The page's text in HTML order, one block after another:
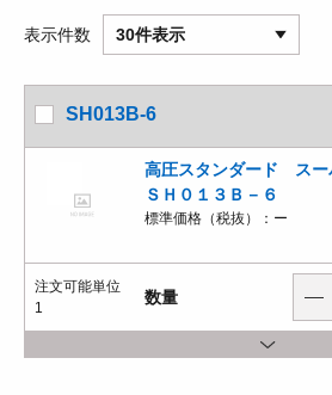
表示件数 30件表示
SH013B-6
高圧スタンダード ス
ＳＨ０１３Ｂ－６
標準価格（税抜）： ー
注文可能単位
1
数量